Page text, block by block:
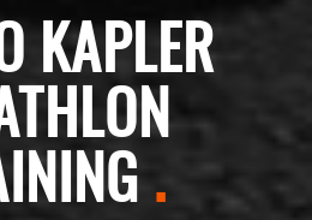
KAPLER
.